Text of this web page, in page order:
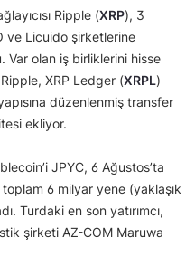
Ripple (XRP), 3
ve Licuido şirketlerine
Var olan iş birliklerini hisse
XRP Ledger (XRPL)
düzenlenmiş transfer
ekliyor.
JPYC, 6 Ağustos’ta
6 milyar yene (yaklaşık
Turdaki en son yatırımcı,
şirketi AZ-COM Maruwa